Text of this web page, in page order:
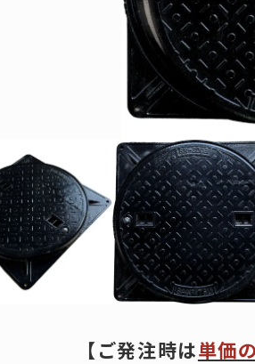
（三立既製品販売・設置）
【ご発注時は単価